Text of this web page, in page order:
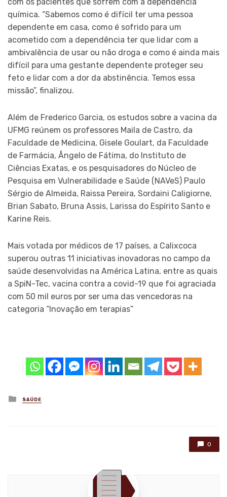
química. “Sabemos como é difícil ter uma pessoa
dependente em casa, como é sofrido para um
acometido com a dependência ter que lidar com a
ambivalência de usar ou não droga e como é ainda mais
difícil para uma gestante dependente proteger seu
feto e lidar com a dor da abstinência. Temos essa
missão”, finalizou.
Além de Frederico Garcia, os estudos sobre a vacina da
UFMG reúnem os professores Maila de Castro, da
Faculdade de Medicina, Gisele Goulart, da Faculdade
de Farmácia, Ângelo de Fátima, do Instituto de
Ciências Exatas, e os pesquisadores do Núcleo de
Pesquisa em Vulnerabilidade e Saúde (NAVeS) Paulo
Sérgio de Almeida, Raissa Pereira, Sordaini Caligiorne,
Brian Sabato, Bruna Assis, Larissa do Espírito Santo e
Karine Reis.
Mais votada por médicos de 17 países, a Calixcoca
superou outras 11 iniciativas inovadoras no campo da
saúde desenvolvidas na América Latina, entre as quais
a SpiN-Tec, vacina contra a covid-19 que foi agraciada
com 50 mil euros por ser uma das vencedoras na
categoria “Inovação em terapias”
Posted
in
SAÚDE
0